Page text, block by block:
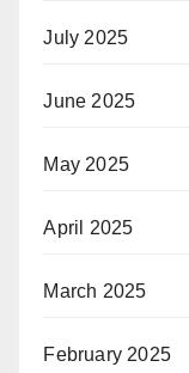
July 2025
June 2025
May 2025
April 2025
March 2025
February 2025